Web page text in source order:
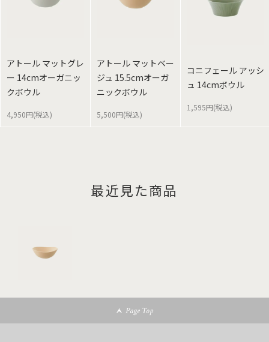
アトール マットグレ
ー 14cmオーガニッ
クボウル
4,950円(税込)
アトール マットベー
ジュ 15.5cmオーガ
ニックボウル
5,500円(税込)
コニフェール アッシ
ュ 14cmボウル
1,595円(税込)
最近見た商品
Page Top